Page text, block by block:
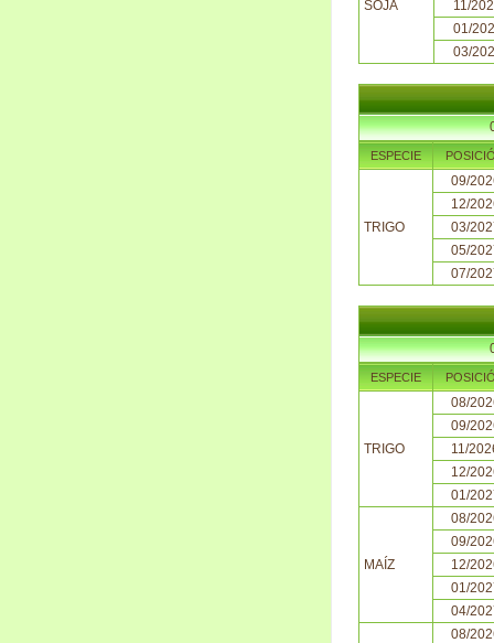
SOJA
11/
01/
03/
ESPECIE
TRIGO
09/
12/
03/
05/
07/
ESPECIE
TRIGO
08/
09/
11/
12/
01/
MAÍZ
08/
09/
12/
01/
04/
08/